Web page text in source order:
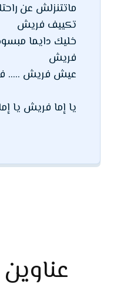
ماتتنزلش عن
تكييف فريش
خليك دايما
فريش
عيش فريش .....
يا إما فريش يا
عناوين